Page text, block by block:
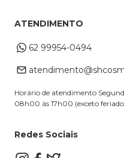
Cupons
Troca e Devoluções
Dúvidas Frequentes
Alterar Cadastro
ATENDIMENTO
62 99954-0494
Horário de atendimento
08h00 às 17h00 (exceto
Redes Sociais